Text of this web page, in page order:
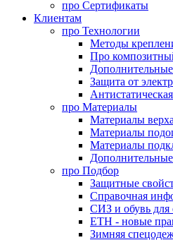
про Сертификаты
Клиентам
про Технологии
Методы
Про
Защита от
про Материалы
Материалы верха
Материалы
Материалы
про Подбор
Защитные
Справочная
СИЗ и обувь для
ЕТН - новые
Зимняя